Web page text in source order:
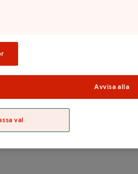
köp
Avvisa alla
val